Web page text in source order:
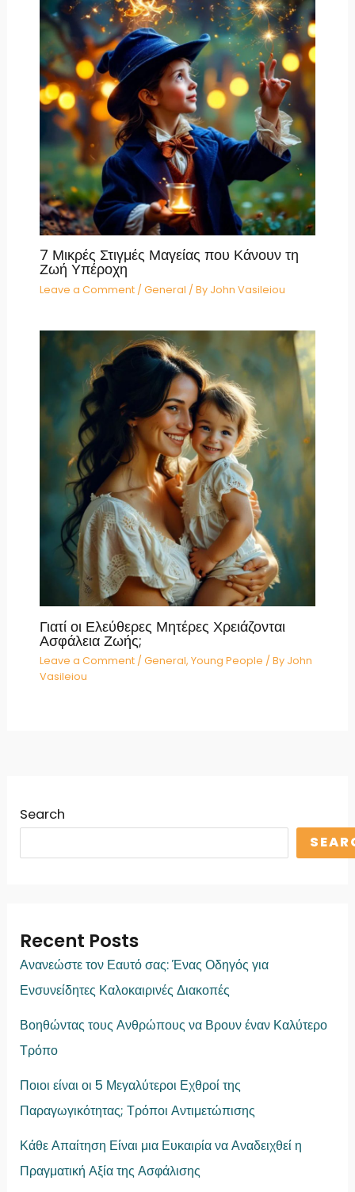
Search
Recent Posts
Ανανεώστε τον Εαυτό σας: Ένας Οδηγός για
Ενσυνείδητες Καλοκαιρινές Διακοπές
Βοηθώντας τους Ανθρώπους να Βρουν έναν Καλύτερο
Τρόπο
Ποιοι είναι οι 5 Μεγαλύτεροι Εχθροί της
Παραγωγικότητας; Τρόποι Αντιμετώπισης
Κάθε Απαίτηση Είναι μια Ευκαιρία να Αναδειχθεί η
Πραγματική Αξία της Ασφάλισης
7 Μικρές Στιγμές Μαγείας που Κάνουν τη
Ζωή Υπέροχη
Leave a Comment / General / By John Vasileiou
Γιατί οι Ελεύθερες Μητέρες Χρειάζονται
Ασφάλεια Ζωής;
Leave a Comment / General, Young People / By John
Vasileiou